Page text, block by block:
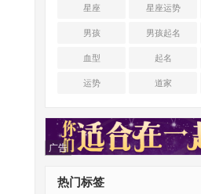
星座 星座运势
男孩 男孩起名
血型 起名
运势 道家
广告
热门标签